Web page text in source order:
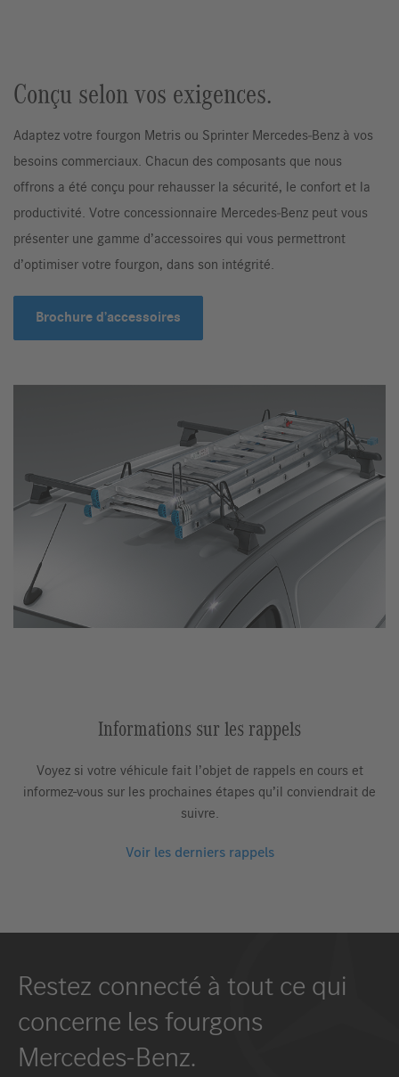
Conçu selon vos exigences.
Adaptez votre fourgon Metris ou Sprinter Mercedes‑Benz à vos
besoins commerciaux. Chacun des composants que nous
offrons a été conçu pour rehausser la sécurité, le confort et la
productivité. Votre concessionnaire Mercedes‑Benz peut vous
présenter une gamme d’accessoires qui vous permettront
d’optimiser votre fourgon, dans son intégrité.
Brochure d’accessoires
Informations sur les rappels
Voyez si votre véhicule fait l’objet de rappels en cours et
informez-vous sur les prochaines étapes qu’il conviendrait de
suivre.
Voir les derniers rappels
Restez connecté à tout ce qui
concerne les fourgons
Mercedes-Benz.